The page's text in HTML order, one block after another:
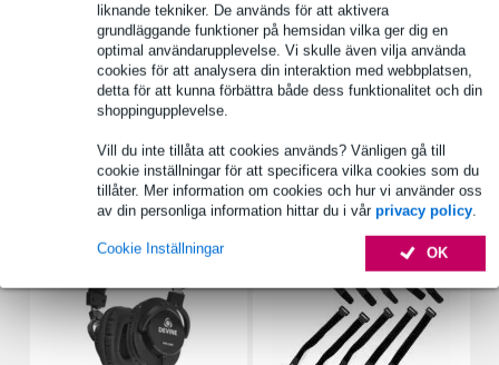
liknande tekniker. De används för att aktivera
grundläggande funktioner på hemsidan vilka ger dig en
optimal användarupplevelse. Vi skulle även vilja använda
cookies för att analysera din interaktion med webbplatsen,
detta för att kunna förbättra både dess funktionalitet och din
shoppingupplevelse.
Vill du inte tillåta att cookies används? Vänligen gå till
cookie inställningar för att specificera vilka cookies som du
tillåter. Mer information om cookies och hur vi använder oss
av din personliga information hittar du i vår privacy policy.
OK
Cookie Inställningar
Produktinformation
Fullständiga specifikationer
Tillbehör (59)